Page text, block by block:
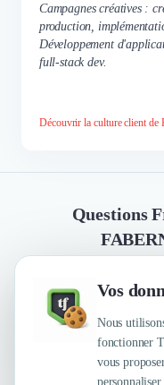
Vos
Nous
fonctionner
vous
Campagnes créatives :
production,
Développement
full-stack dev.
Découvrir la culture client
Questions
Quelles sont les
reconnaissent leurs